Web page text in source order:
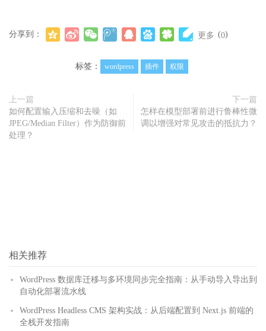
分享到： 更多 (0)
标签： wordpress 插件 权限
上一篇
如何配置输入压缩和去噪（如
JPEG/Median Filter）作为防御前
处理？
下一篇
怎样在模型部署前进行鲁棒性微
调以增强对常见攻击的抵抗力？
相关推荐
WordPress 数据库迁移与多环境同步完全指南：从手动导入导出到
自动化部署流水线
WordPress Headless CMS 架构实战：从后端配置到 Next.js 前端的
全栈开发指南